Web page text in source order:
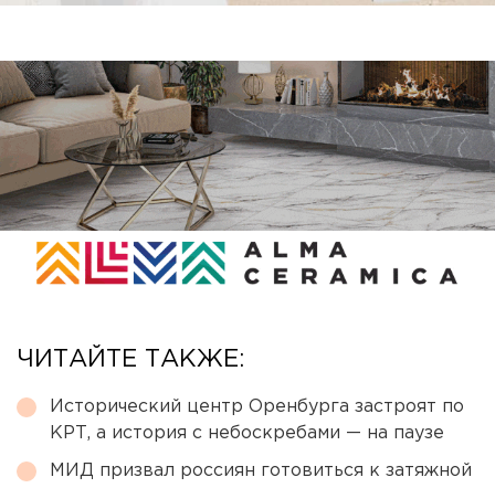
ЧИТАЙТЕ ТАКЖЕ:
Исторический центр Оренбурга застроят по
КРТ, а история с небоскребами — на паузе
МИД призвал россиян готовиться к затяжной